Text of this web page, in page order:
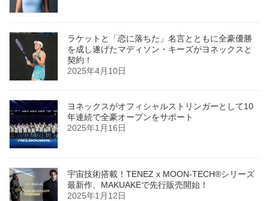
ラケットと「恋に落ちた」名言とともに全豪優勝
を成し遂げたマディソン・キーズがヨネックスと
契約！
2025年4月10日
ヨネックスがオフィシャルストリンガーとして10
年連続で全豪オープンをサポート
2025年1月16日
宇宙技術搭載！TENEZ x MOON-TECH®シリーズ
最新作、MAKUAKEで先行販売開始！
2025年1月12日